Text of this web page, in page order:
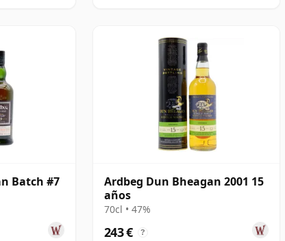
Batch #7
Ardbeg Dun Bheagan 2001 15
años
70cl • 47%
243 € ?